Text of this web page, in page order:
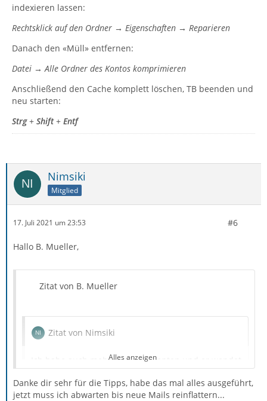
indexieren lassen:
Rechtsklick auf den Ordner → Eigenschaften → Reparieren
Danach den «Müll» entfernen:
Datei → Alle Ordner des Kontos komprimieren
Anschließend den Cache komplett löschen, TB beenden und
neu starten:
Strg+ Shift+ Entf
Nimsiki
Mitglied
17. Juli 2021 um 23:53 #6
Hallo B. Mueller,
Zitat von B. Mueller
Zitat von Nimsiki
Ich habe auch mehrere Email Konten und er wendet
das nur bei meinem Hauptkonto an.
Alles anzeigen
Danke dir sehr für die Tipps, habe das mal alles ausgeführt,
jetzt muss ich abwarten bis neue Mails reinflattern...